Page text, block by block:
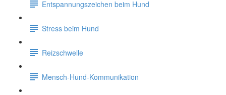
Entspannungszeichen beim Hund
Stress beim Hund
Reizschwelle
Mensch-Hund-Kommunikation